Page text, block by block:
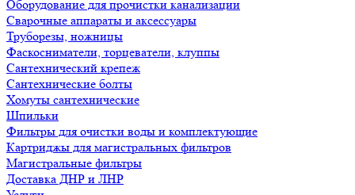
Оборудование для прочистки канализации
Сварочные аппараты и аксессуары
Труборезы, ножницы
Фаскосниматели, торцеватели, клуппы
Сантехнический крепеж
Сантехнические болты
Хомуты сантехнические
Шпильки
Фильтры для очистки воды и комплектующие
Картриджы для магистральных фильтров
Магистральные фильтры
Доставка ДНР и ЛНР